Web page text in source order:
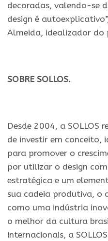
decoradas, valendo-se
design é
Almeida, idealizador do
SOBRE SOLLOS.
Desde 2004, a SOLLOS
de investir em conceito,
para promover o
por utilizar o design
estratégica e um
sua cadeia produtiva, o
como uma indústria
o melhor da cultura
internacionais, a